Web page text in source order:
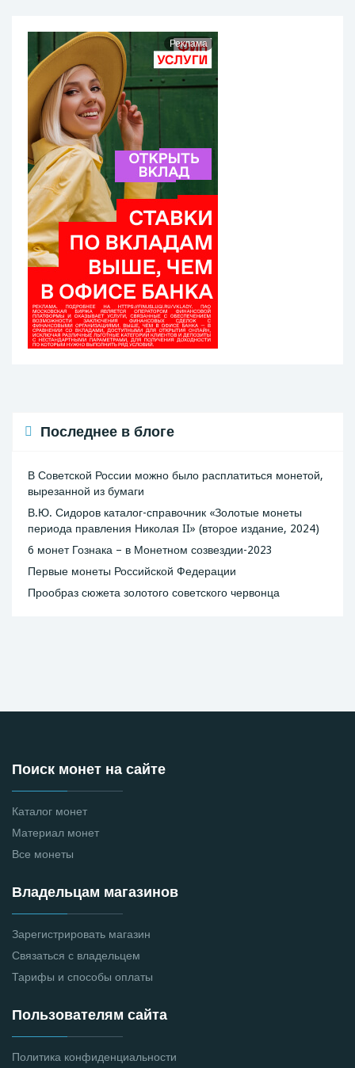
Реклама
Последнее в блоге
В Советской России можно было расплатиться монетой,
вырезанной из бумаги
В.Ю. Сидоров каталог-справочник «Золотые монеты
периода правления Николая II» (второе издание, 2024)
6 монет Гознака – в Монетном созвездии-2023
Первые монеты Российской Федерации
Прообраз сюжета золотого советского червонца
Поиск монет на сайте
Каталог монет
Материал монет
Все монеты
Владельцам магазинов
Зарегистрировать магазин
Связаться с владельцем
Тарифы и способы оплаты
Пользователям сайта
Политика конфиденциальности